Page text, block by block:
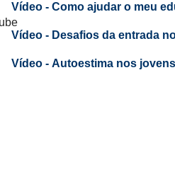
Vídeo - Como ajudar o meu
Vídeo - Desafios da entrada
Vídeo - Autoestima nos jovens